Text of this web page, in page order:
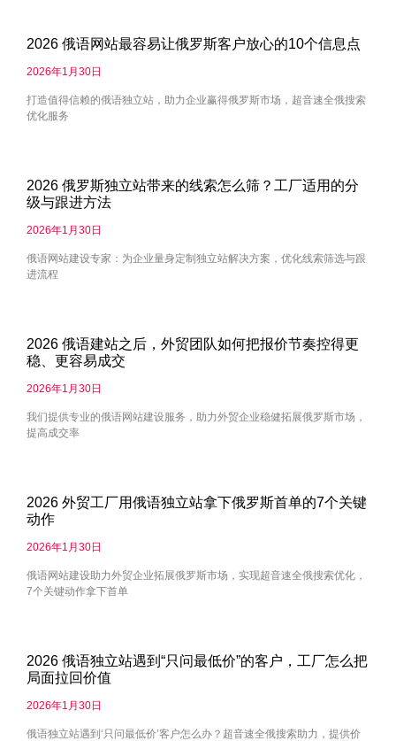
2026 俄语网站最容易让俄罗斯客户放心的10个信息点
2026年1月30日
打造值得信赖的俄语独立站，助力企业赢得俄罗斯市场，超音速全俄搜索
优化服务
2026 俄罗斯独立站带来的线索怎么筛？工厂适用的分
级与跟进方法
2026年1月30日
俄语网站建设专家：为企业量身定制独立站解决方案，优化线索筛选与跟
进流程
2026 俄语建站之后，外贸团队如何把报价节奏控得更
稳、更容易成交
2026年1月30日
我们提供专业的俄语网站建设服务，助力外贸企业稳健拓展俄罗斯市场，
提高成交率
2026 外贸工厂用俄语独立站拿下俄罗斯首单的7个关键
动作
2026年1月30日
俄语网站建设助力外贸企业拓展俄罗斯市场，实现超音速全俄搜索优化，
7个关键动作拿下首单
2026 俄语独立站遇到“只问最低价”的客户，工厂怎么把
局面拉回价值
2026年1月30日
俄语独立站遇到‘只问最低价’客户怎么办？超音速全俄搜索助力，提供价